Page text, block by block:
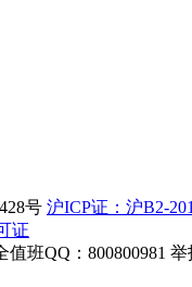
号 沪ICP证：沪B2-
证
值班QQ：800800981 举